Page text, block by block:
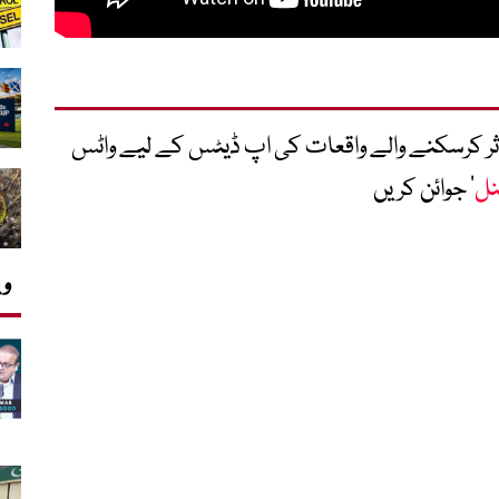
کرسکنے والے واقعات کی اپ ڈیٹس کے لیے واٹس
‘ جوائن کریں